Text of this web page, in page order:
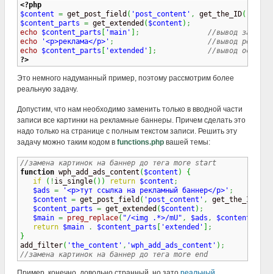
<?php
$content = get_post_field ( 'post_content' , get_the_ID(
$content_parts = get_extended ( $content ) ;
echo $content_parts 'main' ;
//вывод записи
echo
'<p>реклама</p>' ;
//вывод
echo $content_parts 'extended' ;
//вывод
?>
Это немного надуманный пример, поэтому рассмотрим более
реальную задачу.
Допустим, что нам необходимо заменить только в вводной части
записи все картинки на рекламные баннеры. Причем сделать это
надо только на странице с полным текстом записи. Решить эту
задачу можно таким кодом в functions.phpвашей темы:
//замена картинок на баннер до тега more start
function wph_add_ads_content ( $content )
{
if
( ! is_single( ) ) return $content ;
$ads = '<p>тут ссылка на рекламный баннер</p>' ;
$content = get_post_field ( 'post_content' , get_the_ID
$content_parts = get_extended ( $content ) ;
$main = preg_replace( "/<img .*>/mU" , $ads ,
return $main . $content_parts 'extended'
;
}
add_filter( 'the_content' , 'wph_add_ads_content' ) ;
//замена картинок на баннер до тега more end